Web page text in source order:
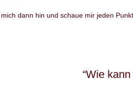
dann hin und schaue mir jeden
“Wie